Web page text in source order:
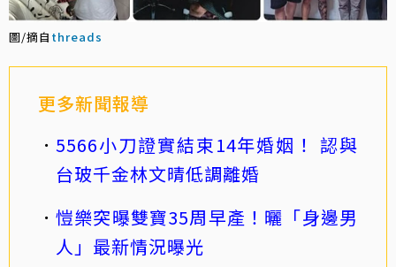
圖/摘自 threads
更多新聞報導
5566小刀證實結束14年婚姻！ 認與
台玻千金林文晴低調離婚
愷樂突曝雙寶35周早產！曬「身邊男
人」最新情況曝光